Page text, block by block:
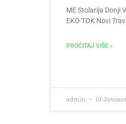
ME Stolarija Donji
EKO TOK Novi
PROČITAJ VIŠE »
admin 10